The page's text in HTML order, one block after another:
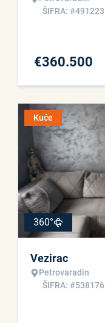
ŠIFRA: #491223
€360.500
Kuće
360°
Vezirac
Petrovaradin
ŠIFRA: #538176